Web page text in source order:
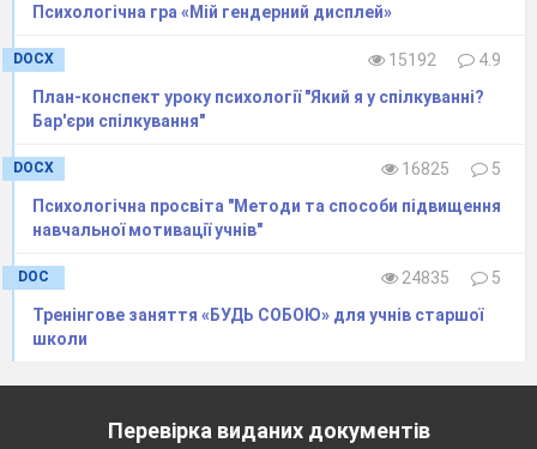
Психологічна гра «Мій гендерний дисплей»
DOCX 15192
4.9
План-конспект уроку психології "Який я у спілкуванні?
Бар'єри спілкування"
DOCX 16825
5
Психологічна просвіта "Методи та способи підвищення
навчальної мотивації учнів"
DOC 24835
5
Тренінгове заняття «БУДЬ СОБОЮ» для учнів старшої
школи
Перевірка виданих документів